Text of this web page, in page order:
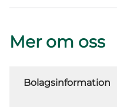
Mer om oss
Bolagsinformation